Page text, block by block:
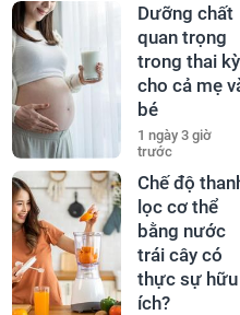
Dưỡng chất
quan trọng
trong thai kỳ
cho cả mẹ
bé
1 ngày 3 giờ
trước
Chế độ
lọc cơ thể
bằng nước
trái cây có
thực sự hữu
ích?